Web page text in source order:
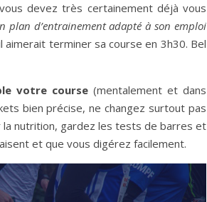
devez très certainement déjà vous
plan d’entrainement adapté à son emploi
aimerait terminer sa course en 3h30. Bel
votre course (mentalement et dans
bien précise, ne changez surtout pas
la nutrition, gardez les tests de barres et
et que vous digérez facilement.